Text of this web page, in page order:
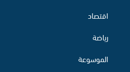
اقتصاد
رياضة
الموسوعة